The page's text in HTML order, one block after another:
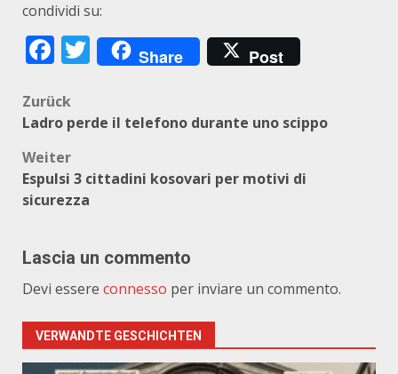
condividi su:
Facebook
Twitter
Share Post
Beitragsnavigation
Zurück
Ladro perde il telefono durante uno scippo
Weiter
Espulsi 3 cittadini kosovari per motivi di
sicurezza
Lascia un commento
Devi essere connesso per inviare un commento.
VERWANDTE GESCHICHTEN